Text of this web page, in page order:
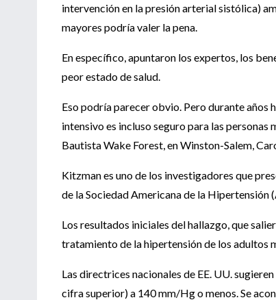
intervención en la presión arterial sistólica)
mayores podría valer la pena.
En específico, apuntaron los expertos, los
peor estado de salud.
Eso podría parecer obvio. Pero durante
intensivo es incluso seguro para las
Bautista Wake Forest, en Winston-Salem,
Kitzman es uno de los investigadores que
de la Sociedad Americana de la Hipertensión
Los resultados iniciales del hallazgo, que
tratamiento de la hipertensión de los adultos
Las directrices nacionales de EE. UU.
cifra superior) a 140 mm/Hg o menos. Se